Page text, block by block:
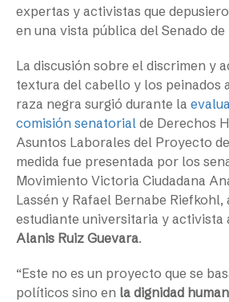
expertas y activistas que
en una vista pública del Senado
La discusión sobre el discrimen y
textura del cabello y los peinados
raza negra surgió durante la
comisión senatorial de Derechos
Asuntos Laborales del Proyecto
medida fue presentada por los
Movimiento Victoria Ciudadana
Lassén y Rafael Bernabe Riefkohl,
estudiante universitaria y activista
Alanis Ruiz Guevara.
“Este no es un proyecto que se
políticos sino en la dignidad